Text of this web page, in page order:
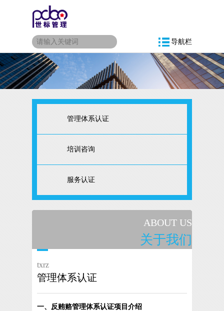
导航栏
管理体系认证
培训咨询
服务认证
ABOUT US
关于我们
txrz
管理体系认证
一、反贿赂管理体系认证项目介绍